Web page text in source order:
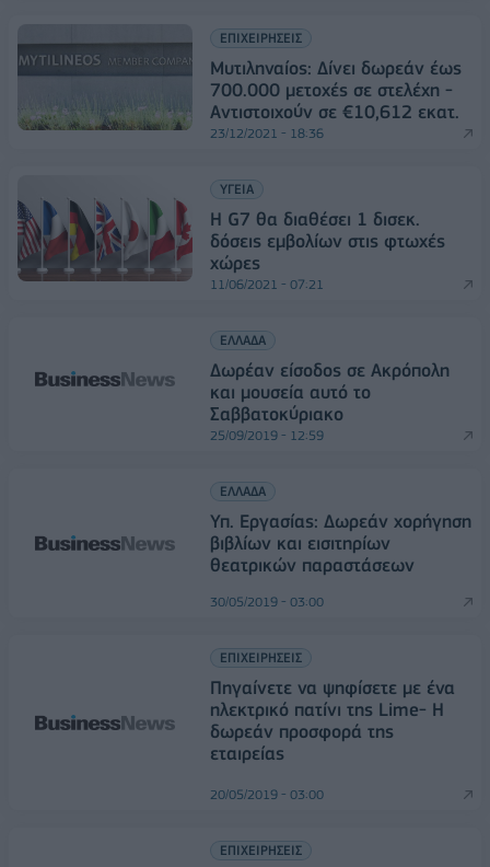
ΕΠΙΧΕΙΡΗΣΕΙΣ
Μυτιληναίος: Δίνει δωρεάν έως
700.000 μετοχές σε στελέχη -
Αντιστοιχούν σε €10,612 εκατ.
23/12/2021 - 18:36
ΥΓΕΙΑ
Η G7 θα διαθέσει 1 δισεκ.
δόσεις εμβολίων στις φτωχές
χώρες
11/06/2021 - 07:21
ΕΛΛΑΔΑ
Δωρέαν είσοδος σε Ακρόπολη
και μουσεία αυτό το
Σαββατοκύριακο
25/09/2019 - 12:59
ΕΛΛΑΔΑ
Υπ. Εργασίας: Δωρεάν χορήγηση
βιβλίων και εισιτηρίων
θεατρικών παραστάσεων
30/05/2019 - 03:00
ΕΠΙΧΕΙΡΗΣΕΙΣ
Πηγαίνετε να ψηφίσετε με ένα
ηλεκτρικό πατίνι της Lime- Η
δωρεάν προσφορά της
εταιρείας
20/05/2019 - 03:00
ΕΠΙΧΕΙΡΗΣΕΙΣ